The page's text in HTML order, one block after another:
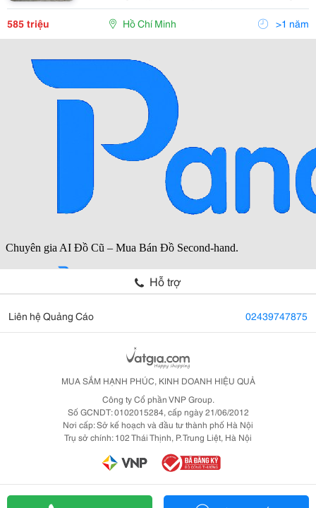
Thương Hiệu Isuzu, Hino, Fuso, Hyundai, Daewoo,
Teraco... Cam Kết Hỗ Trợ Trả Góp Lên Đến 90% Giá Trị X
585 triệu Hồ Chí Minh >1 năm
Hỗ trợ
Liên hệ Quảng Cáo 02439747875
MUA SẮM HẠNH PHÚC, KINH DOANH HIỆU QUẢ
Công ty Cổ phần VNP Group.
Số GCNDT: 0102015284, cấp ngày 21/06/2012
Nơi cấp: Sở kế hoạch và đầu tư thành phố Hà Nội
Trụ sở chính: 102 Thái Thịnh, P. Trung Liệt, Hà Nội